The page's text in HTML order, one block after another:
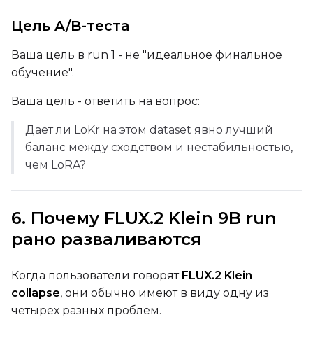
LoRA Scale
Prompt
Цель A/B-теста
Ваша цель в run 1 - не "идеальное финальное
обучение".
Ваша цель - ответить на вопрос:
Дает ли LoKr на этом dataset явно лучший
баланс между сходством и нестабильностью,
чем LoRA?
6. Почему FLUX.2 Klein 9B run
рано разваливаются
Когда пользователи говорят FLUX.2 Klein
collapse, они обычно имеют в виду одну из
четырех разных проблем.